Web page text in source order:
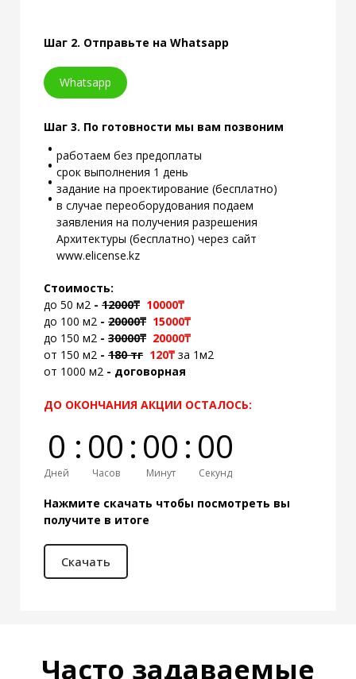
Шаг 2. Отправьте на Whatsapp
Whatsapp
Шаг 3. По готовности мы вам позвоним
работаем без предоплаты
срок выполнения 1 день
задание на проектирование (бесплатно)
в случае переоборудования подаем
заявления на получения разрешения
Архитектуры (бесплатно) через сайт
www.elicense.kz
Стоимость:
до 50 м2 - 12000₸ 10000₸
до 100 м2 - 20000₸ 15000₸
до 150 м2 - 30000₸ 20000₸
от 150 м2 - 180 тг 120₸ за 1м2
от 1000 м2 - договорная
ДО ОКОНЧАНИЯ АКЦИИ ОСТАЛОСЬ:
0
Дней
: 00
Часов
: 00
Минут
: 00
Секунд
Нажмите скачать чтобы посмотреть вы
получите в итоге
Скачать
Часто задаваемые